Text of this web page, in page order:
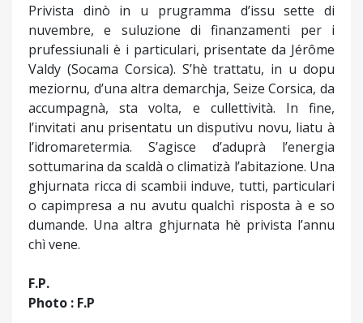
Privista dinò in u prugramma d’issu sette di
nuvembre, e suluzione di finanzamenti per i
prufessiunali è i particulari, prisentate da Jérôme
Valdy (Socama Corsica). S’hè trattatu, in u dopu
meziornu, d’una altra demarchja, Seize Corsica, da
accumpagnà, sta volta, e cullettività. In fine,
l’invitati anu prisentatu un disputivu novu, liatu à
l’idromaretermia. S’agisce d’aduprà l’energia
sottumarina da scaldà o climatizà l’abitazione. Una
ghjurnata ricca di scambii induve, tutti, particulari
o capimpresa a nu avutu qualchì risposta à e so
dumande. Una altra ghjurnata hè privista l’annu
chì vene.
F.P.
Photo : F.P